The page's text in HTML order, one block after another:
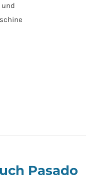
und
Pasado